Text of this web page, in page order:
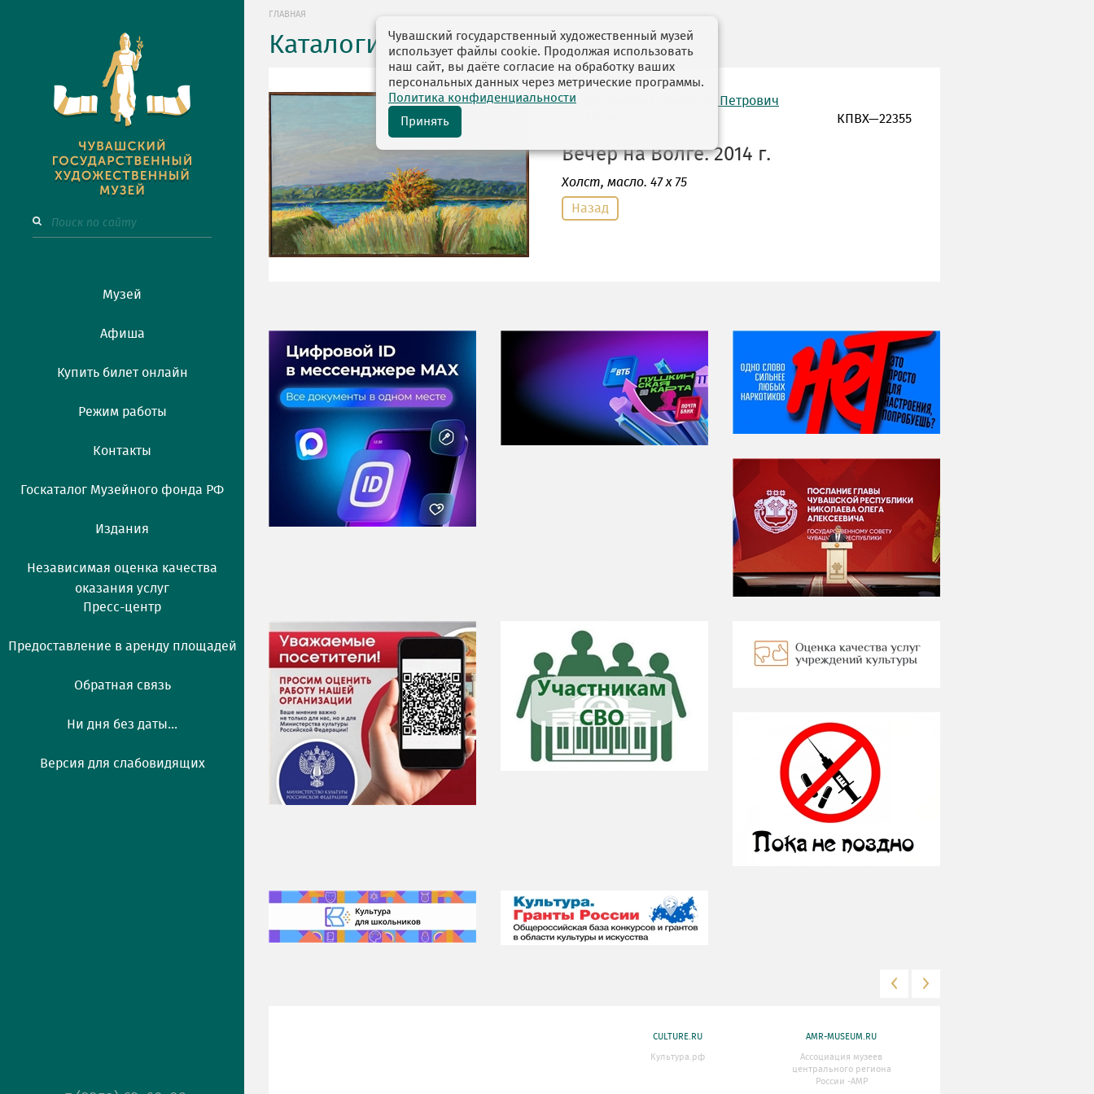
Музей
Афиша
Купить билет онлайн
Режим работы
Контакты
Госкаталог Музейного фонда РФ
Издания
Независимая оценка качества
оказания услуг
Пресс-центр
Предоставление в аренду площадей
Обратная связь
Ни дня без даты...
Версия для слабовидящих
ГЛАВНАЯ
Каталоги выставок
автор: Рыбкин Анатолий Петрович
КПВХ—22355
Вечер на Волге. 2014 г.
Холст, масло. 47 х 75
Назад
НИ ДНЯ БЕЗ ДАТЫ...
08 августа
ВСЕМИРНЫЙ ДЕНЬ
КОШЕК
CULTURE.RU
Культура.рф
AMR-MUSEUM.RU
Ассоциация музеев
центрального региона
России -АМР
Чувашский государственный художественный музей
использует файлы cookie. Продолжая использовать
наш сайт, вы даёте согласие на обработку ваших
персональных данных через метрические программы.
Политика конфиденциальности
Принять